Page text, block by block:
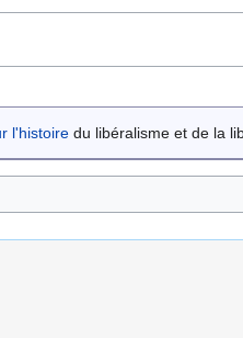
l'histoire du libéralisme et de la